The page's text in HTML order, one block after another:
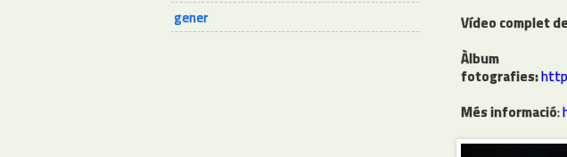
gener
Vídeo complet
fotografies:
Més informació: